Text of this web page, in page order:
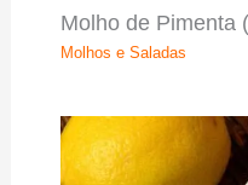
Molho de Pimenta
Molhos e Saladas